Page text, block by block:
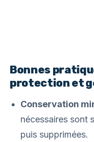
Bonnes
protection et
Conservation
nécessaires sont
puis supprimées.